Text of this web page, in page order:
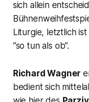
sich allein
Liturgie, letztlich
“so tun als ob”.
Richard Wagner
bedient sich